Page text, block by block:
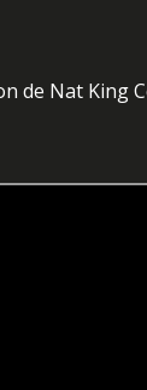
de Nat King